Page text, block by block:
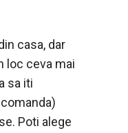
casa, dar
loc ceva mai
sa iti
Poti alege